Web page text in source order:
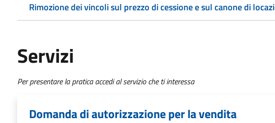
Rimozione dei vincoli sul prezzo di cessione e sul canone di
Servizi
Per presentare la pratica accedi al servizio che ti interessa
Domanda di autorizzazione per la vendita